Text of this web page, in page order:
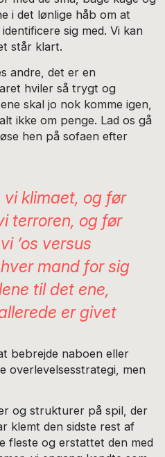
i det lønlige håb om at
sig med. Vi kan
står klart.
andre, det er en
hviler så trygt og
skal jo nok komme igen,
ikke om penge. Lad os gå
hen på sofaen efter
vi klimaet, og før
terroren, og før
’os versus
mand for sig
til det ene,
er givet
bebrejde naboen eller
overlevelsesstrategi, men
og strukturer på spil, der
klemt den sidste rest af
fleste og erstattet den med